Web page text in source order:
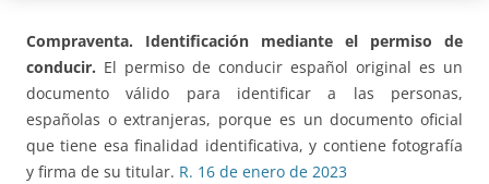
Compraventa. Identificación mediante el permiso de
conducir. El permiso de conducir español original es un
documento válido para identificar a las personas,
españolas o extranjeras, porque es un documento oficial
que tiene esa finalidad identificativa, y contiene fotografía
y firma de su titular. R. 16 de enero de 2023